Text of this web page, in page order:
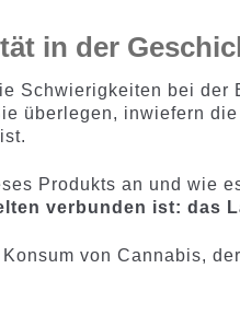
in der
Schwierigkeiten bei der
überlegen, inwiefern
Produkts an und wie
verbunden ist: das
von Cannabis,